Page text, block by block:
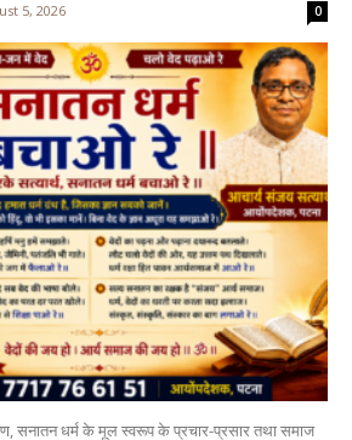
5, 2026 0
सनातन धर्म के मूल स्वरूप के प्रचार-प्रसार तथा समाज